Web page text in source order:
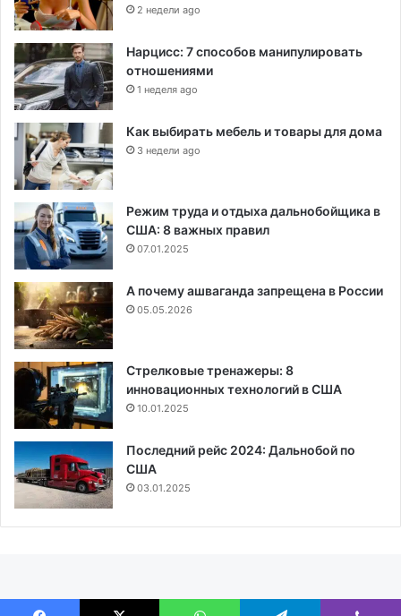
2 недели ago
Нарцисс: 7 способов манипулировать
отношениями
1 неделя ago
Как выбирать мебель и товары для дома
3 недели ago
Режим труда и отдыха дальнобойщика в
США: 8 важных правил
07.01.2025
А почему ашваганда запрещена в России
05.05.2026
Стрелковые тренажеры: 8
инновационных технологий в США
10.01.2025
Последний рейс 2024: Дальнобой по
США
03.01.2025